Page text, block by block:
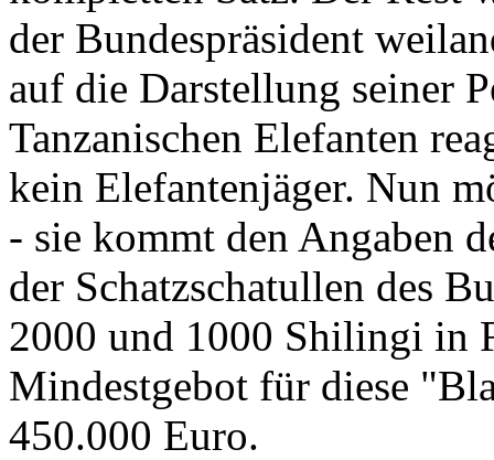
der Bundespräsident
auf die Darstellung seiner
Tanzanischen Elefanten
kein Elefantenjäger. Nun
- sie kommt den Angaben
der Schatzschatullen des
2000 und 1000 Shilingi in
Mindestgebot für diese
450.000 Euro.